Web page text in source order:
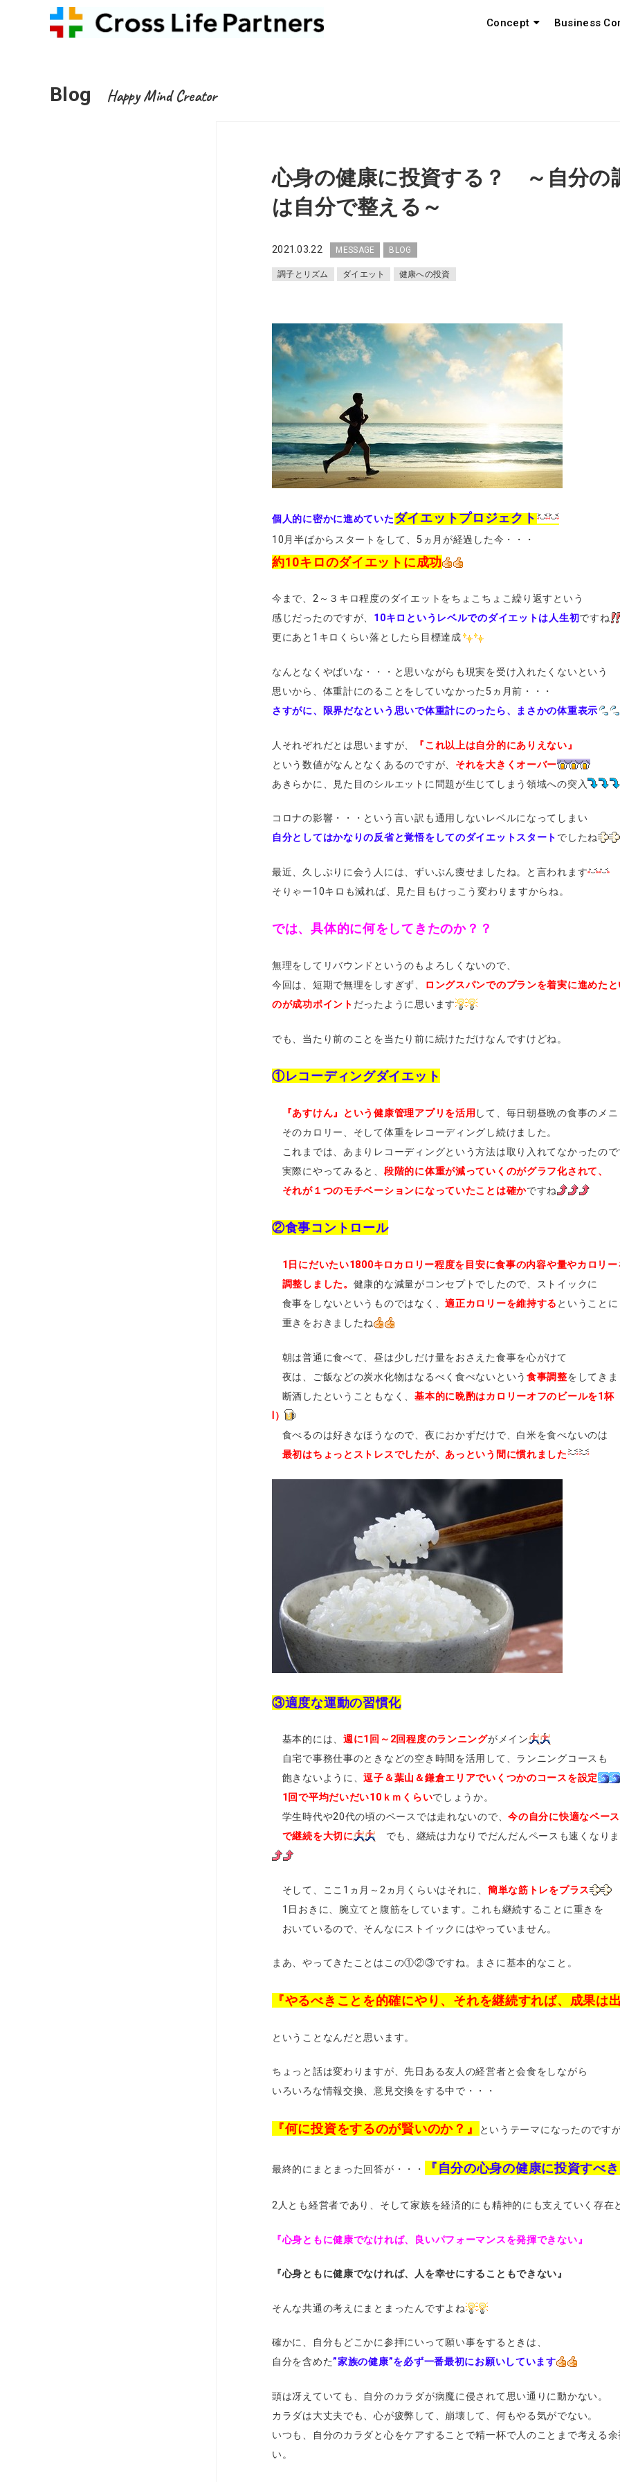
Concept Business
Blog Happy Mind Creator
心身の健康に投資する？ ～自分の
は自分で整える～
2021.03.22 MESSAGE BLOG
調子とリズム ダイエット 健康への投資
個人的に密かに進めていたダイエットプロジェクト
10月半ばからスタートをして、5ヵ月が経過した今・・・
約10キロのダイエットに成功
今まで、2～３キロ程度のダイエットをちょこちょこ繰り返すという
感じだったのですが、 10キロというレベルでのダイエットは人生初ですね
更にあと1キロくらい落としたら目標達成
なんとなくやばいな・・・と思いながらも現実を受け入れたくないという
思いから、体重計にのることをしていなかった5ヵ月前・・・
さすがに、限界だなという思いで体重計にのったら、まさかの体重表示
人それぞれだとは思いますが、
『これ以上は自分的にありえない』
という数値がなんとなくあるのですが、 それを大きくオーバー
あきらかに、見た目のシルエットに問題が生じてしまう領域への突入
コロナの影響・・・という言い訳も通用しないレベルになってしまい
自分としてはかなりの反省と覚悟をしてのダイエットスタート でしたね
最近、久しぶりに会う人には、ずいぶん痩せましたね。と言われます
そりゃー10キロも減れば、見た目もけっこう変わりますからね。
では、具体的に何をしてきたのか？？
無理をしてリバウンドというのもよろしくないので、
今回は、短期で無理をしすぎず、
ロングスパンでのプランを着実に進めたと
のが成功ポイント だったように思います
でも、当たり前のことを当たり前に続けただけなんですけどね。
①レコーディングダイエット
『あすけん』という健康管理アプリを活用 して、毎日朝昼晩の食事のメニ
そのカロリー、そして体重をレコーディングし続けました。
これまでは、あまりレコーディングという方法は取り入れてなかったので
実際にやってみると、 段階的に体重が減っていくのがグラフ化されて、
それが１つのモチベーションになっていたことは確かですね
②食事コントロール
1日にだいたい1800キロカロリー程度を目安に食事の内容や量やカロリー
調整しました。 健康的な減量がコンセプトでしたので、ストイックに
食事をしないというものではなく、適正カロリーを維持する ということに
重きをおきましたね
朝は普通に食べて、昼は少しだけ量をおさえた食事を心がけて
夜は、ご飯などの炭水化物はなるべく食べないという 食事調整をしてきま
断酒したということもなく、基本的に晩酌はカロリーオフのビールを1杯
ⅼ）
食べるのは好きなほうなので、夜におかずだけで、白米を食べないのは
最初はちょっとストレスでしたが、あっという間に慣れました
③適度な運動の習慣化
基本的には、週に1回～2回程度のランニングがメイン
自宅で事務仕事のときなどの空き時間を活用して、ランニングコースも
飽きないように、逗子＆葉山＆鎌倉エリアでいくつかのコースを設定
1回で平均だいだい10ｋｍくらいでしょうか。
学生時代や20代の頃のペースでは走れないので、今の自分に快適なペース
で継続を大切に
でも、継続は力なりでだんだんペースも速くなり
そして、ここ1ヵ月～2ヵ月くらいはそれに、 簡単な筋トレをプラス
1日おきに、腕立てと腹筋をしています。これも継続することに重きを
おいているので、そんなにストイックにはやっていません。
まあ、やってきたことはこの①②③ですね。まさに基本的なこと。
『やるべきことを的確にやり、それを継続すれば、成果は出
ということなんだと思います。
ちょっと話は変わりますが、先日ある友人の経営者と会食をしながら
いろいろな情報交換、意見交換をする中で・・・
『何に投資をするのが賢いのか？』 というテーマになったのですが
最終的にまとまった回答が・・・ 『自分の心身の健康に投資すべき
2人とも経営者であり、そして家族を経済的にも精神的にも支えていく存在
『心身ともに健康でなければ、良いパフォーマンスを発揮できない』
『心身ともに健康でなければ、人を幸せにすることもできない』
そんな共通の考えにまとまったんですよね
確かに、自分もどこかに参拝にいって願い事をするときは、
自分を含めた”家族の健康”を必ず一番最初にお願いしています
頭は冴えていても、自分のカラダが病魔に侵されて思い通りに動かない。
カラダは大丈夫でも、心が疲弊して、崩壊して、何もやる気がでない。
いつも、自分のカラダと心をケアすることで精一杯で人のことまで考える余
い。